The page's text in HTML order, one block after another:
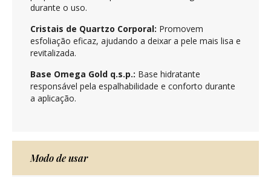
durante o uso.
Cristais de Quartzo Corporal: Promovem
esfoliação eficaz, ajudando a deixar a pele mais lisa e
revitalizada.
Base Omega Gold q.s.p.: Base hidratante
responsável pela espalhabilidade e conforto durante
a aplicação.
Modo de usar